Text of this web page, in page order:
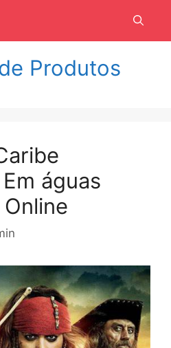
Produtos
águas